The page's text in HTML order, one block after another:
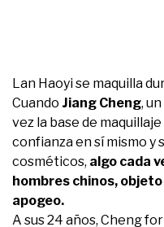
Lan Haoyi se maquilla
Cuando Jiang Cheng,
vez la base de
confianza en sí mismo y
cosméticos, algo cada
hombres chinos,
apogeo.
A sus 24 años, Cheng